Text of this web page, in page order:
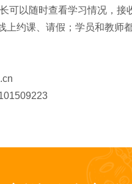
可以随时查看学习情况，
上约课、请假；学员和教